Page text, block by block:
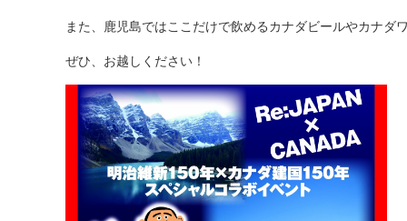
また、鹿児島ではここだけで飲めるカナダビールやカナダ
ぜひ、お越しください！